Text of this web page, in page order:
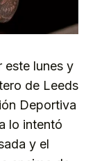
este lunes y
de Leeds
Deportiva
lo intentó
y el